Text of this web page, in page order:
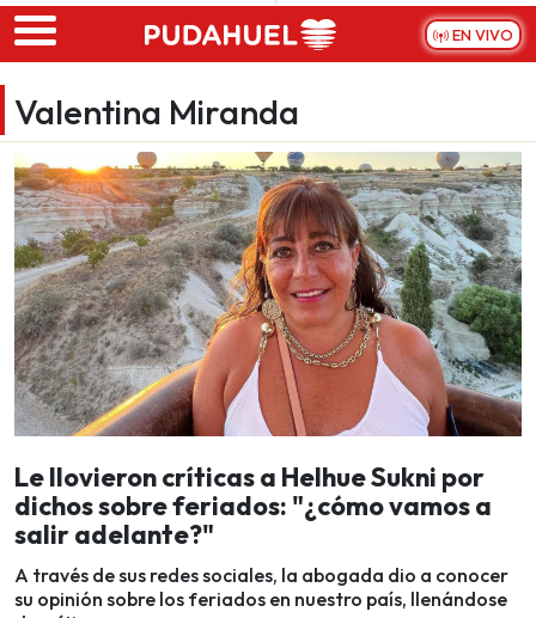
Skip to main content
EN VIVO
Valentina Miranda
Le llovieron críticas a Helhue Sukni por
dichos sobre feriados: "¿cómo vamos a
salir adelante?"
A través de sus redes sociales, la abogada dio a conocer
su opinión sobre los feriados en nuestro país, llenándose